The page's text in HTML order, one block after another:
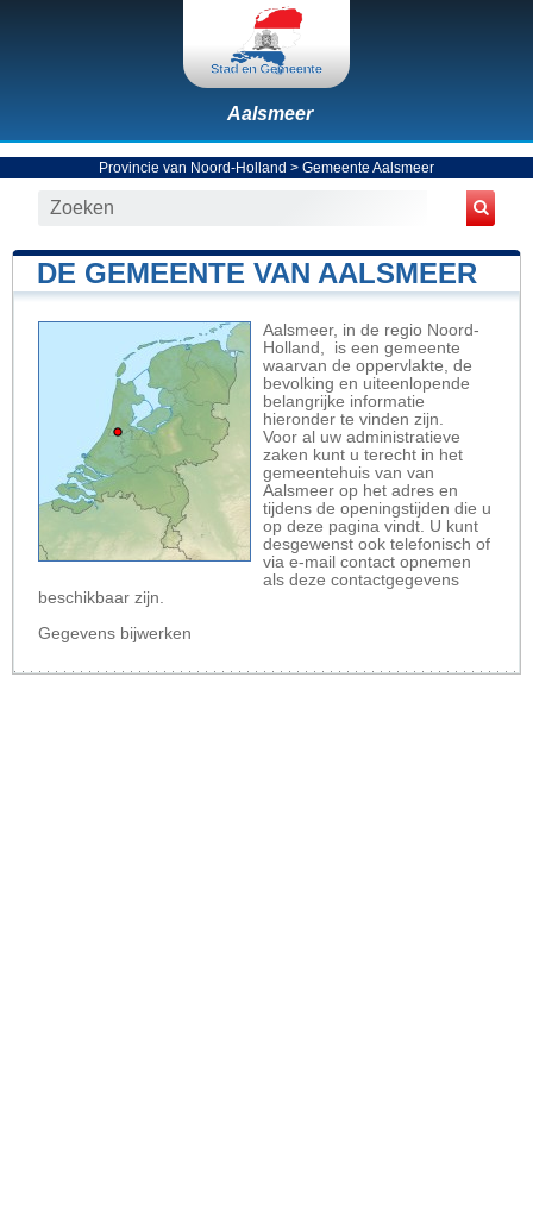
Aalsmeer
Provincie van Noord-Holland > Gemeente Aalsmeer
DE GEMEENTE VAN AALSMEER
Aalsmeer, in de regio Noord-
Holland, is een gemeente
waarvan de oppervlakte, de
bevolking en uiteenlopende
belangrijke informatie
hieronder te vinden zijn.
Voor al uw administratieve
zaken kunt u terecht in het
gemeentehuis van van
Aalsmeer op het adres en
tijdens de openingstijden die u
op deze pagina vindt. U kunt
desgewenst ook telefonisch of
via e-mail contact opnemen
als deze contactgegevens
beschikbaar zijn.
Gegevens bijwerken